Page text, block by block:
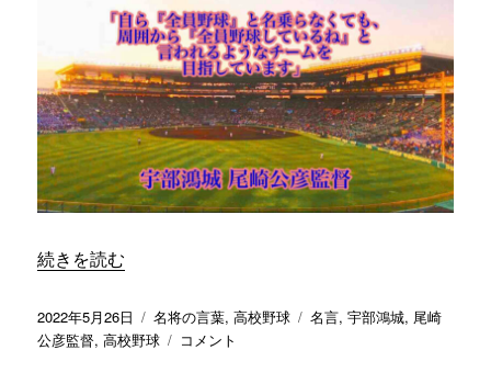
あ
げ
た
い」
／
日
本
航
空
石
隆
監
“「自ら『全員野球』と名乗らなくても、周囲から『全
続きを読む
投
稿
2022年5月26日
カ
テ
名将の言葉,高校野球
タ
名言,宇部鴻城, 尾崎
公彦監督,高校野球
「自
コメント